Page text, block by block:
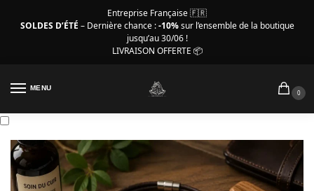
Entreprise Française 🇫🇷
SOLDES D’ÉTÉ – Dernière chance :-10%sur l’ensemble de la boutique
jusqu’au 30/06 !
LIVRAISON OFFERTE 📦
MENU
0